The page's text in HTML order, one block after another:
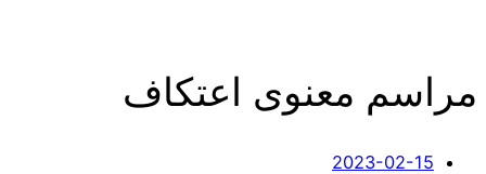
مراسم معنوی اعتکاف
2023-02-15